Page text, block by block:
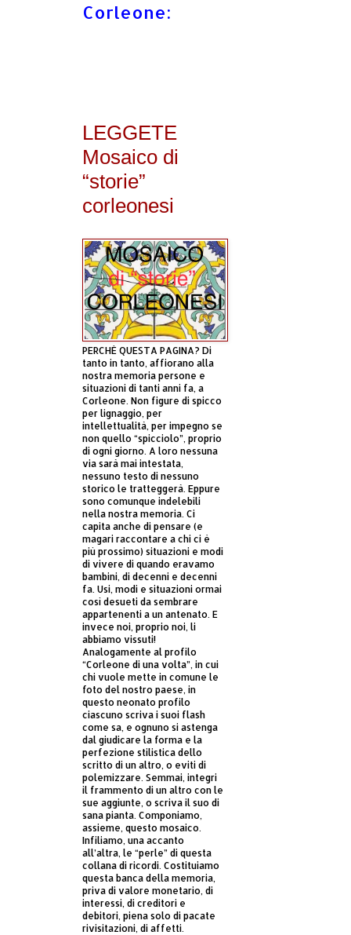
Corleone:
LEGGETE
Mosaico di
“storie”
corleonesi
PERCHÈ QUESTA PAGINA? Di
tanto in tanto, affiorano alla
nostra memoria persone e
situazioni di tanti anni fa, a
Corleone. Non figure di spicco
per lignaggio, per
intellettualità, per impegno se
non quello “spicciolo”, proprio
di ogni giorno. A loro nessuna
via sarà mai intestata,
nessuno testo di nessuno
storico le tratteggerà. Eppure
sono comunque indelebili
nella nostra memoria. Ci
capita anche di pensare (e
magari raccontare a chi ci è
più prossimo) situazioni e modi
di vivere di quando eravamo
bambini, di decenni e decenni
fa. Usi, modi e situazioni ormai
così desueti da sembrare
appartenenti a un antenato. E
invece noi, proprio noi, li
abbiamo vissuti!
Analogamente al profilo
“Corleone di una volta”, in cui
chi vuole mette in comune le
foto del nostro paese, in
questo neonato profilo
ciascuno scriva i suoi flash
come sa, e ognuno si astenga
dal giudicare la forma e la
perfezione stilistica dello
scritto di un altro, o eviti di
polemizzare. Semmai, integri
il frammento di un altro con le
sue aggiunte, o scriva il suo di
sana pianta. Componiamo,
assieme, questo mosaico.
Infiliamo, una accanto
all’altra, le “perle” di questa
collana di ricordi. Costituiamo
questa banca della memoria,
priva di valore monetario, di
interessi, di creditori e
debitori, piena solo di pacate
rivisitazioni, di affetti.